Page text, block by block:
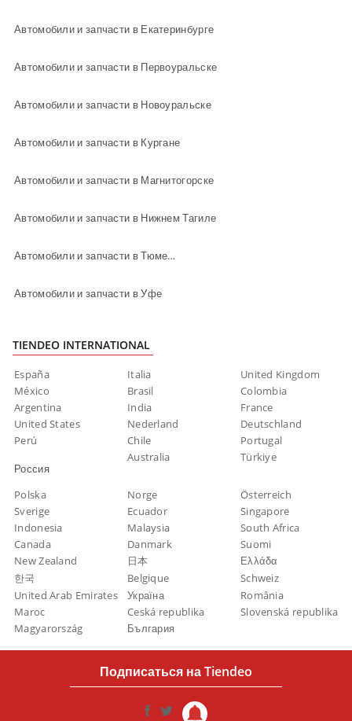
Автомобили и запчасти в Екатеринбурге
Автомобили и запчасти в Первоуральске
Автомобили и запчасти в Новоуральске
Автомобили и запчасти в Кургане
Автомобили и запчасти в Магнитогорске
Автомобили и запчасти в Нижнем Тагиле
Автомобили и запчасти в Тюмени
Автомобили и запчасти в Уфе
TIENDEO INTERNATIONAL
España Italia
United Kingdom
México
Brasil
Colombia
Argentina
India
France
United States
Nederland
Deutschland
Perú
Chile
Portugal
Россия
Australia Türkiye
Polska Norge
Österreich
Sverige
Ecuador
Singapore
Indonesia
Malaysia
South Africa
Canada
Danmark
Suomi
New Zealand
日本
Ελλάδα
한국
Belgique
Schweiz
United Arab Emirates
Україна
România
Maroc
Ceská republika
Slovenská republika
Magyarország
България
Подписаться на Tiendeo